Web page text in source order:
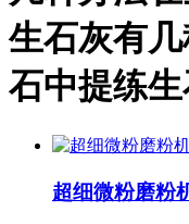
生石灰有
石中提练
超细微粉磨粉